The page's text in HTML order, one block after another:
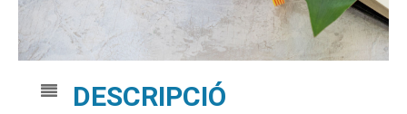
DESCRIPCIÓ